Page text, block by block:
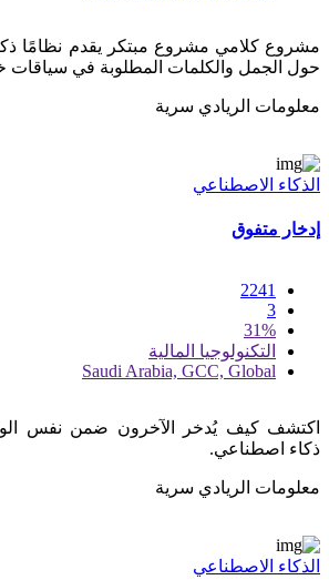
مشروع كلامي مشروع مبتكر يقدم نظامًا
حول الجمل والكلمات المطلوبة في سياقات
معلومات الريادي سرية
الذكاء الاصطناعي
إدخار متفوق
2241
3
31%
التكنولوجيا المالية
Saudi Arabia, GCC, Global
اكتشف كيف يُدخر الآخرون ضمن نفس
ذكاء اصطناعي.
معلومات الريادي سرية
الذكاء الاصطناعي